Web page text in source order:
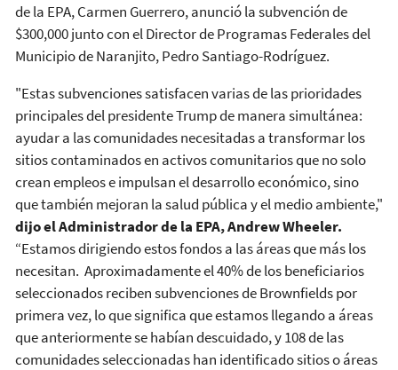
de la EPA, Carmen Guerrero, anunció la subvención de
$300,000 junto con el Director de Programas Federales del
Municipio de Naranjito, Pedro Santiago-Rodríguez.
"Estas subvenciones satisfacen varias de las prioridades
principales del presidente Trump de manera simultánea:
ayudar a las comunidades necesitadas a transformar los
sitios contaminados en activos comunitarios que no solo
crean empleos e impulsan el desarrollo económico, sino
que también mejoran la salud pública y el medio ambiente,"
dijo el Administrador de la EPA, Andrew Wheeler.
“Estamos dirigiendo estos fondos a las áreas que más los
necesitan. Aproximadamente el 40% de los beneficiarios
seleccionados reciben subvenciones de Brownfields por
primera vez, lo que significa que estamos llegando a áreas
que anteriormente se habían descuidado, y 108 de las
comunidades seleccionadas han identificado sitios o áreas